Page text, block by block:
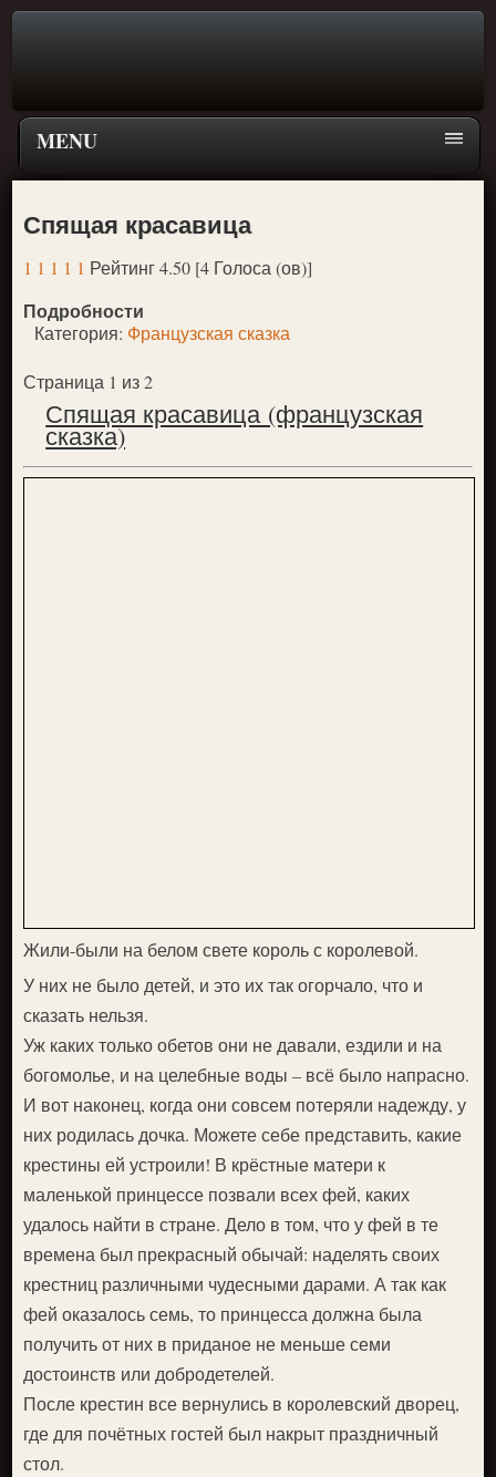
MENU
Главная страница
Поиск
ПЕРЕЙТИ К ГЛАВНОМУ МЕНЮ СКАЗОК
Новое
Спящая красавица
1 1 1 1 1 Рейтинг 4.50 [4 Голоса (ов)]
Подробности
Категория: Французская сказка
Страница 1 из 2
Спящая красавица (французская
сказка)
Жили-были на белом свете король с королевой.
У них не было детей, и это их так огорчало, что и
сказать нельзя.
Уж каких только обетов они не давали, ездили и на
богомолье, и на целебные воды – всё было напрасно.
И вот наконец, когда они совсем потеряли надежду, у
них родилась дочка. Можете себе представить, какие
крестины ей устроили! В крёстные матери к
маленькой принцессе позвали всех фей, каких
удалось найти в стране. Дело в том, что у фей в те
времена был прекрасный обычай: наделять своих
крестниц различными чудесными дарами. А так как
фей оказалось семь, то принцесса должна была
получить от них в приданое не меньше семи
достоинств или добродетелей.
После крестин все вернулись в королевский дворец,
где для почётных гостей был накрыт праздничный
стол.